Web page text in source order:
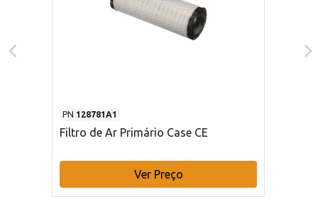
PN 128781A1
Filtro de Ar Primário Case CE
Ver Preço